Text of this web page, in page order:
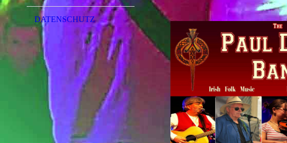
DATENSCHUTZ